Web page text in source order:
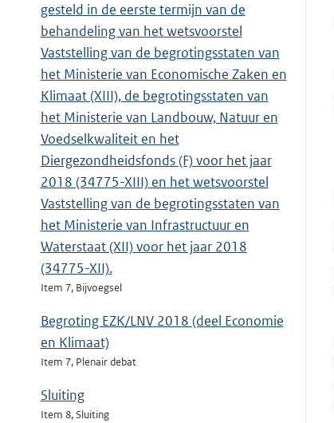
gesteld in de eerste termijn van de
behandeling van het wetsvoorstel
Vaststelling van de begrotingsstaten van
het Ministerie van Economische Zaken en
Klimaat (XIII), de begrotingsstaten van
het Ministerie van Landbouw, Natuur en
Voedselkwaliteit en het
Diergezondheidsfonds (F) voor het jaar
2018 (34775-XIII) en het wetsvoorstel
Vaststelling van de begrotingsstaten van
het Ministerie van Infrastructuur en
Waterstaat (XII) voor het jaar 2018
(34775-XII).
Item 7, Bijvoegsel
Begroting EZK/LNV 2018 (deel Economie
en Klimaat)
Item 7, Plenair debat
Sluiting
Item 8, Sluiting